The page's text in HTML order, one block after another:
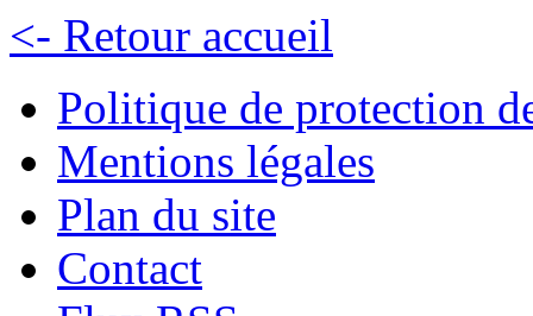
<- Retour accueil
Politique de protection
Mentions légales
Plan du site
Contact